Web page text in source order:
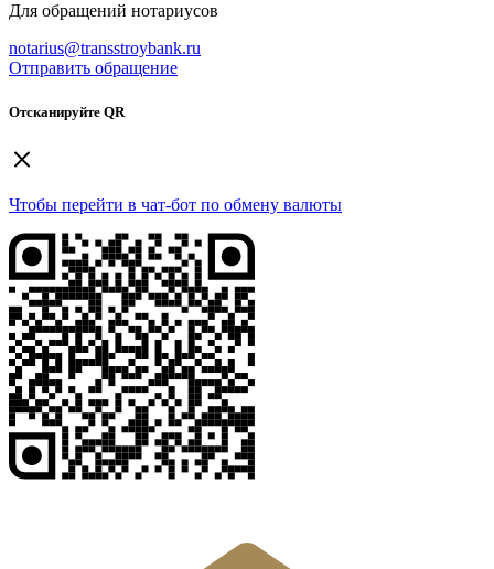
Для обращений нотариусов
notarius@transstroybank.ru
Отправить обращение
Отсканируйте QR
Чтобы перейти в чат-бот по обмену валюты